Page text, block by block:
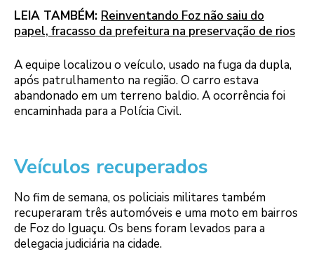
LEIA TAMBÉM: Reinventando Foz não saiu do
papel, fracasso da prefeitura na preservação de rios
A equipe localizou o veículo, usado na fuga da dupla,
após patrulhamento na região. O carro estava
abandonado em um terreno baldio. A ocorrência foi
encaminhada para a Polícia Civil.
Veículos recuperados
No fim de semana, os policiais militares também
recuperaram três automóveis e uma moto em bairros
de Foz do Iguaçu. Os bens foram levados para a
delegacia judiciária na cidade.